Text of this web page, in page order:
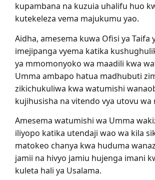
kupambana na kuzuia uhalifu huo
kutekeleza vema majukumu yao.
Aidha, amesema kuwa Ofisi ya Taifa
imejipanga vyema katika
ya mmomonyoko wa maadili kwa
Umma ambapo hatua madhubuti
zikichukuliwa kwa watumishi
kujihusisha na vitendo vya utovu wa
Amesema watumishi wa Umma
iliyopo katika utendaji wao wa kila
matokeo chanya kwa huduma
jamii na hivyo jamiu hujenga imani
kuleta hali ya Usalama.